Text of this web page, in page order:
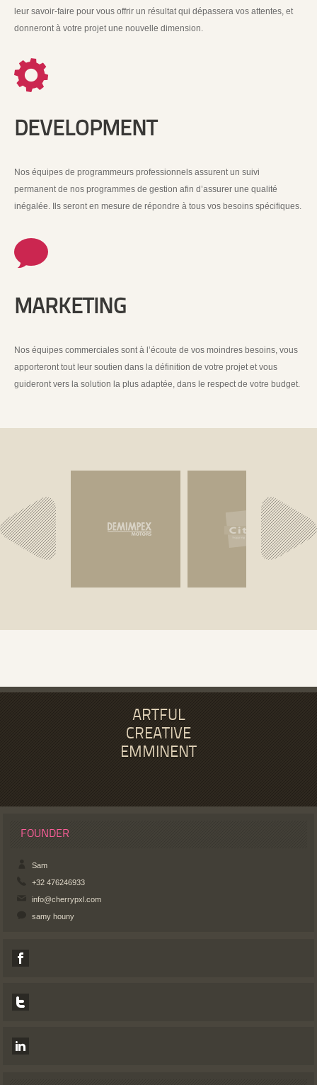
leur savoir-faire pour vous offrir un résultat qui dépassera vos attentes, et
donneront à votre projet une nouvelle dimension.
DEVELOPMENT
Nos équipes de programmeurs professionnels assurent un suivi
permanent de nos programmes de gestion afin d’assurer une qualité
inégalée. Ils seront en mesure de répondre à tous vos besoins spécifiques.
MARKETING
Nos équipes commerciales sont à l’écoute de vos moindres besoins, vous
apporteront tout leur soutien dans la définition de votre projet et vous
guideront vers la solution la plus adaptée, dans le respect de votre budget.
Since March 2009, eClinica
supports the Life Science
industry in R&D and Clinical
IT projects through
solutions and services
portfolio.
analysis results including
spectral analysis, sleep
Dans le cadre
de schmalzigaug,
l'orientalisme, nous
eu le plaisir de
pour ces deux projet
ARTFUL
CREATIVE
EMMINENT
FOUNDER
Sam
+32 476246933
info@cherrypxl.com
samy houny